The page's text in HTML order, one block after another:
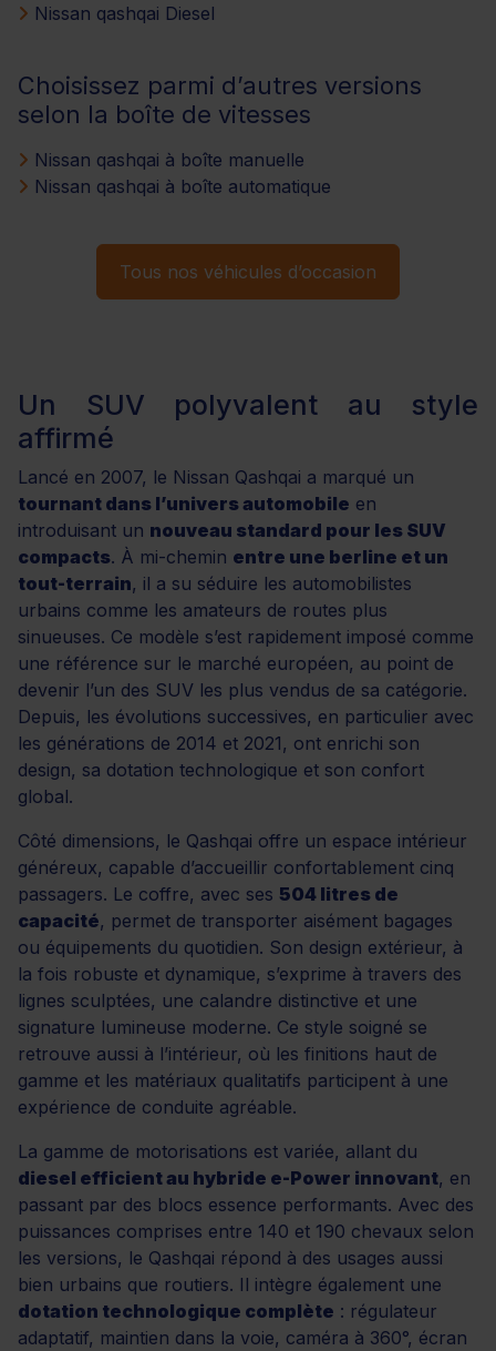
Nissan qashqai Diesel
Choisissez parmi d’autres versions
selon la boîte de vitesses
Nissan qashqai à boîte manuelle
Nissan qashqai à boîte automatique
Tous nos véhicules d’occasion
Un SUV polyvalent au style
affirmé
Lancé en 2007, le Nissan Qashqai a marqué un
tournant dans l’univers automobile en
introduisant un nouveau standard pour les SUV
compacts. À mi-chemin entre une berline et un
tout-terrain, il a su séduire les automobilistes
urbains comme les amateurs de routes plus
sinueuses. Ce modèle s’est rapidement imposé comme
une référence sur le marché européen, au point de
devenir l’un des SUV les plus vendus de sa catégorie.
Depuis, les évolutions successives, en particulier avec
les générations de 2014 et 2021, ont enrichi son
design, sa dotation technologique et son confort
global.
Côté dimensions, le Qashqai offre un espace intérieur
généreux, capable d’accueillir confortablement cinq
passagers. Le coffre, avec ses 504 litres de
capacité, permet de transporter aisément bagages
ou équipements du quotidien. Son design extérieur, à
la fois robuste et dynamique, s’exprime à travers des
lignes sculptées, une calandre distinctive et une
signature lumineuse moderne. Ce style soigné se
retrouve aussi à l’intérieur, où les finitions haut de
gamme et les matériaux qualitatifs participent à une
expérience de conduite agréable.
La gamme de motorisations est variée, allant du
diesel efficient au hybride e-Power innovant, en
passant par des blocs essence performants. Avec des
puissances comprises entre 140 et 190 chevaux selon
les versions, le Qashqai répond à des usages aussi
bien urbains que routiers. Il intègre également une
dotation technologique complète : régulateur
adaptatif, maintien dans la voie, caméra à 360°, écran